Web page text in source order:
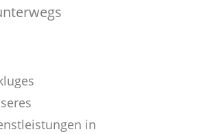
in